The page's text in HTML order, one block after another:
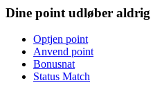
Dine point udløber aldrig
Optjen point
Anvend point
Bonusnat
Status Match